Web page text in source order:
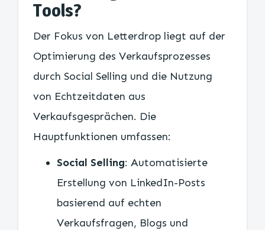
Tools?
Der Fokus von Letterdrop liegt auf der
Optimierung des Verkaufsprozesses
durch Social Selling und die Nutzung
von Echtzeitdaten aus
Verkaufsgesprächen. Die
Hauptfunktionen umfassen:
Social Selling: Automatisierte
Erstellung von LinkedIn-Posts
basierend auf echten
Verkaufsfragen, Blogs und